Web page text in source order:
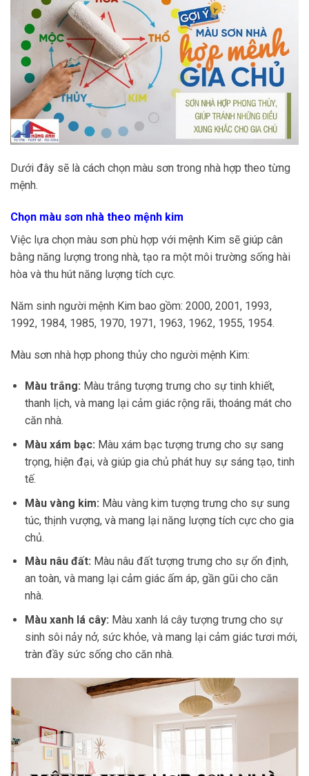
Dưới đây sẽ là cách chọn màu sơn trong nhà hợp theo từng
mệnh.
Chọn màu sơn nhà theo mệnh kim
Việc lựa chọn màu sơn phù hợp với mệnh Kim sẽ giúp cân
bằng năng lượng trong nhà, tạo ra một môi trường sống hài
hòa và thu hút năng lượng tích cực.
Năm sinh người mệnh Kim bao gồm: 2000, 2001, 1993,
1992, 1984, 1985, 1970, 1971, 1963, 1962, 1955, 1954.
Màu sơn nhà hợp phong thủy cho người mệnh Kim:
Màu trắng: Màu trắng tượng trưng cho sự tinh khiết,
thanh lịch, và mang lại cảm giác rộng rãi, thoáng mát cho
căn nhà.
Màu xám bạc: Màu xám bạc tượng trưng cho sự sang
trọng, hiện đại, và giúp gia chủ phát huy sự sáng tạo, tinh
tế.
Màu vàng kim: Màu vàng kim tượng trưng cho sự sung
túc, thịnh vượng, và mang lại năng lượng tích cực cho gia
chủ.
Màu nâu đất: Màu nâu đất tượng trưng cho sự ổn định,
an toàn, và mang lại cảm giác ấm áp, gần gũi cho căn
nhà.
Màu xanh lá cây: Màu xanh lá cây tượng trưng cho sự
sinh sôi nảy nở, sức khỏe, và mang lại cảm giác tươi mới,
tràn đầy sức sống cho căn nhà.